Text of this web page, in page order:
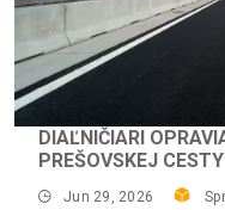
DIAĽNIČIARI
PREŠOVSKEJ
Jun 29, 2026